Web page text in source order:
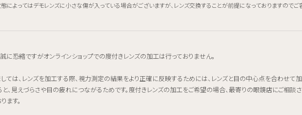
によってはデモレンズに小さな傷が入っている場合がございますが、レンズ交換することが前提になっておりますのでご
に恐縮ですがオンラインショップでの度付きレンズの加工は行っておりません。
ては、レンズを加工する際、視力測定の結果をより正確に反映するためには、レンズと目の中心点を合わせて
、見えづらさや目の疲れにつながるためです。度付きレンズの加工をご希望の場合、最寄りの眼鏡店にご相談
ます。